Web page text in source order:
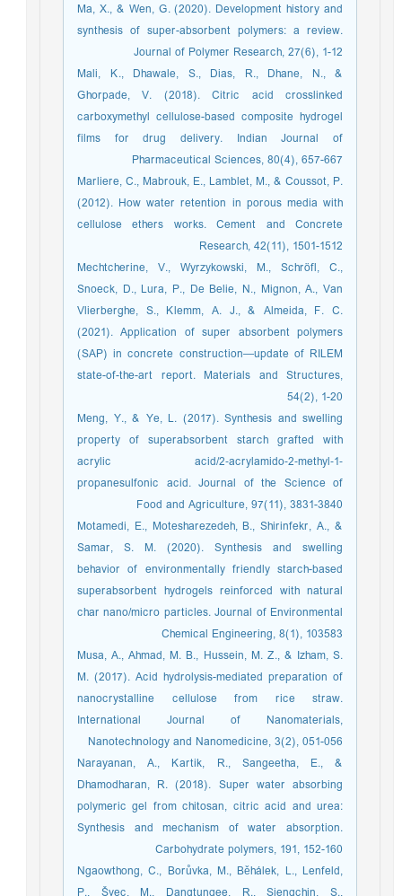
Ma, X., & Wen, G. (2020). Development history and
synthesis of super-absorbent polymers: a review.
Journal of Polymer Research, 27(6), 1-12
Mali, K., Dhawale, S., Dias, R., Dhane, N., &
Ghorpade, V. (2018). Citric acid crosslinked
carboxymethyl cellulose-based composite hydrogel
films for drug delivery. Indian Journal of
Pharmaceutical Sciences, 80(4), 657-667
Marliere, C., Mabrouk, E., Lamblet, M., & Coussot, P.
(2012). How water retention in porous media with
cellulose ethers works. Cement and Concrete
Research, 42(11), 1501-1512
Mechtcherine, V., Wyrzykowski, M., Schröfl, C.,
Snoeck, D., Lura, P., De Belie, N., Mignon, A., Van
Vlierberghe, S., Klemm, A. J., & Almeida, F. C.
(2021). Application of super absorbent polymers
(SAP) in concrete construction—update of RILEM
state-of-the-art report. Materials and Structures,
54(2), 1-20
Meng, Y., & Ye, L. (2017). Synthesis and swelling
property of superabsorbent starch grafted with
acrylic acid/2‐acrylamido‐2‐methyl‐1‐
propanesulfonic acid. Journal of the Science of
Food and Agriculture, 97(11), 3831-3840
Motamedi, E., Motesharezedeh, B., Shirinfekr, A., &
Samar, S. M. (2020). Synthesis and swelling
behavior of environmentally friendly starch-based
superabsorbent hydrogels reinforced with natural
char nano/micro particles. Journal of Environmental
Chemical Engineering, 8(1), 103583
Musa, A., Ahmad, M. B., Hussein, M. Z., & Izham, S.
M. (2017). Acid hydrolysis-mediated preparation of
nanocrystalline cellulose from rice straw.
International Journal of Nanomaterials,
Nanotechnology and Nanomedicine, 3(2), 051-056
Narayanan, A., Kartik, R., Sangeetha, E., &
Dhamodharan, R. (2018). Super water absorbing
polymeric gel from chitosan, citric acid and urea:
Synthesis and mechanism of water absorption.
Carbohydrate polymers, 191, 152-160
Ngaowthong, C., Borůvka, M., Běhálek, L., Lenfeld,